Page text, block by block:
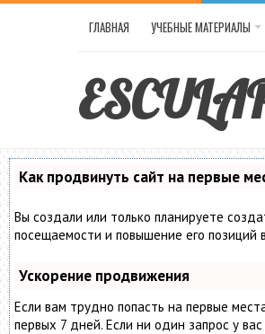
ГЛАВНАЯ УЧЕБНЫЕ МАТЕРИАЛЫ
Как продвинуть сайт на первые
Вы создали или только планируете
посещаемости и повышение его позиций
Ускорение продвижения
Если вам трудно попасть на первые
первых 7 дней. Если ни один запрос у